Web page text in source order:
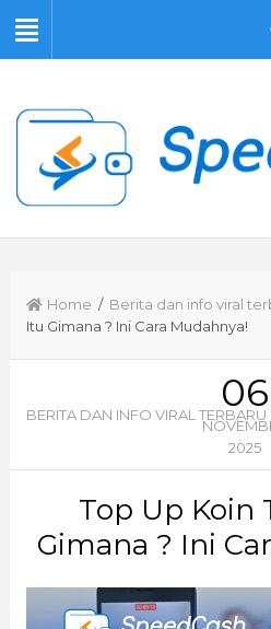
Home / Berita dan info viral
Itu Gimana ? Ini Cara Mudahnya!
06
2025
BERITA DAN INFO VIRAL TERBARU
Top Up Koin
Gimana ? Ini